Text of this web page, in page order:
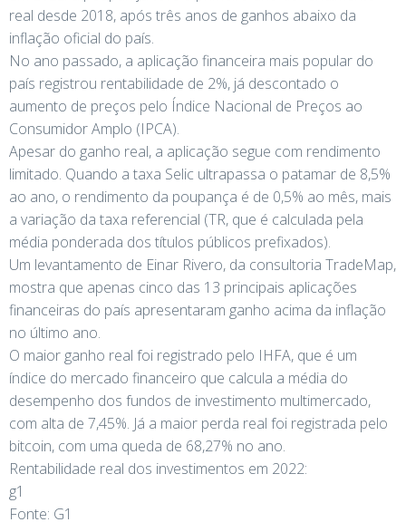
real desde 2018, após três anos de ganhos abaixo da
inflação oficial do país.
No ano passado, a aplicação financeira mais popular do
país registrou rentabilidade de 2%, já descontado o
aumento de preços pelo Índice Nacional de Preços ao
Consumidor Amplo (IPCA).
Apesar do ganho real, a aplicação segue com rendimento
limitado. Quando a taxa Selic ultrapassa o patamar de 8,5%
ao ano, o rendimento da poupança é de 0,5% ao mês, mais
a variação da taxa referencial (TR, que é calculada pela
média ponderada dos títulos públicos prefixados).
Um levantamento de Einar Rivero, da consultoria TradeMap,
mostra que apenas cinco das 13 principais aplicações
financeiras do país apresentaram ganho acima da inflação
no último ano.
O maior ganho real foi registrado pelo IHFA, que é um
índice do mercado financeiro que calcula a média do
desempenho dos fundos de investimento multimercado,
com alta de 7,45%. Já a maior perda real foi registrada pelo
bitcoin, com uma queda de 68,27% no ano.
Rentabilidade real dos investimentos em 2022:
g1
Fonte: G1